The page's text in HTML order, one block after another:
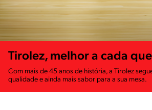
Tirolez, melhor a cada
Com mais de 45 anos de história, a Tirolez
qualidade e ainda mais sabor para a sua mesa.